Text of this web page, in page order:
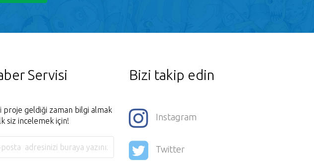
Servisi
proje geldiği zaman bilgi almak
siz incelemek için!
Bizi takip edin
Instagram
Twitter